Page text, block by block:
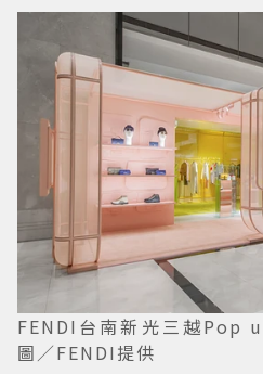
FENDI台南新光三越Pop
圖／FENDI提供